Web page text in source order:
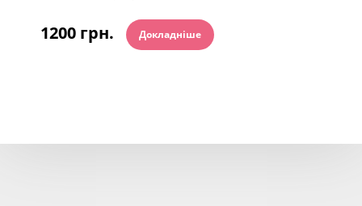
1200 грн. Докладніше